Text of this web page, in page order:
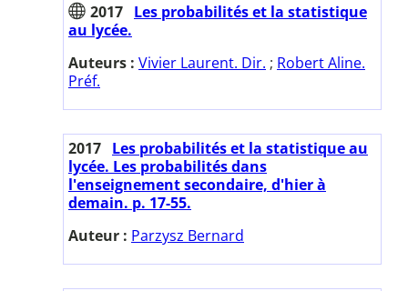
2017 Les probabilités et la statistique
au lycée.
Auteurs : Vivier Laurent. Dir. ; Robert Aline.
Préf.
2017 Les probabilités et la statistique au
lycée. Les probabilités dans
l'enseignement secondaire, d'hier à
demain. p. 17-55.
Auteur : Parzysz Bernard